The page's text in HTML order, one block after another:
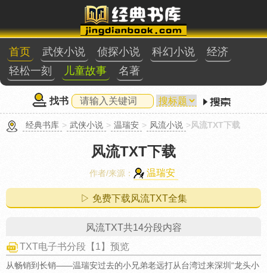
首页 武侠小说 侦探小说 科幻小说
经济
轻松一刻
儿童故事 名著
找书
经典书库 > 武侠小说 > 温瑞安 > 风流小说 > 风流TXT下载
风流TXT下载
作者/来源： 温瑞安
▷ 免费下载风流TXT全集
风流TXT共14分段内容
TXT电子书分段【1】预览
从畅销到长销——温瑞安过去的小兄弟老远打从台湾过来深圳“龙头小